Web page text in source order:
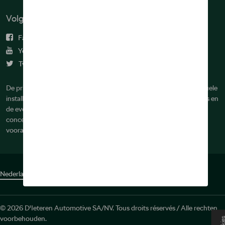
Volg ons
Facebook
Youtube
Twitter
De prijzen op deze site zijn adviesprijzen (incl. btw), exclusief eventuele
installatiekosten. Voor meer informatie over de actuele verkoopprijs en
de eventuele installatiekosten kunt u contact opnemen met uw
concessiehouder / agent. De adviesprijzen kunnen zonder
voorafgaande kennisgeving worden gewijzigd.
Nederlands
© 2026 D'Ieteren Automotive SA/NV. Tous droits réservés / Alle rechten
voorbehouden.